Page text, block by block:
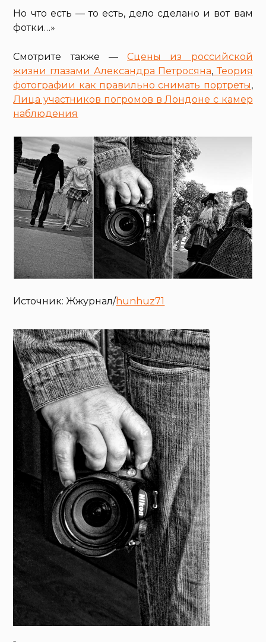
Но что есть — то есть, дело сделано и вот вам
фотки…»
Смотрите также —Сцены из российской
жизни глазами Александра Петросяна, Теория
фотографии как правильно снимать портреты,
Лица участников погромов в Лондоне с камер
наблюдения
Источник: Жжурнал/hunhuz71